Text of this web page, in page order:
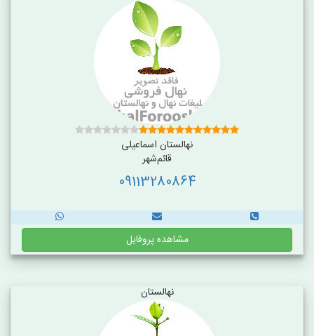
نهالستان اسماعیلی
قائم‌شهر
09113280864
مشاهده پروفایل
نهالستان